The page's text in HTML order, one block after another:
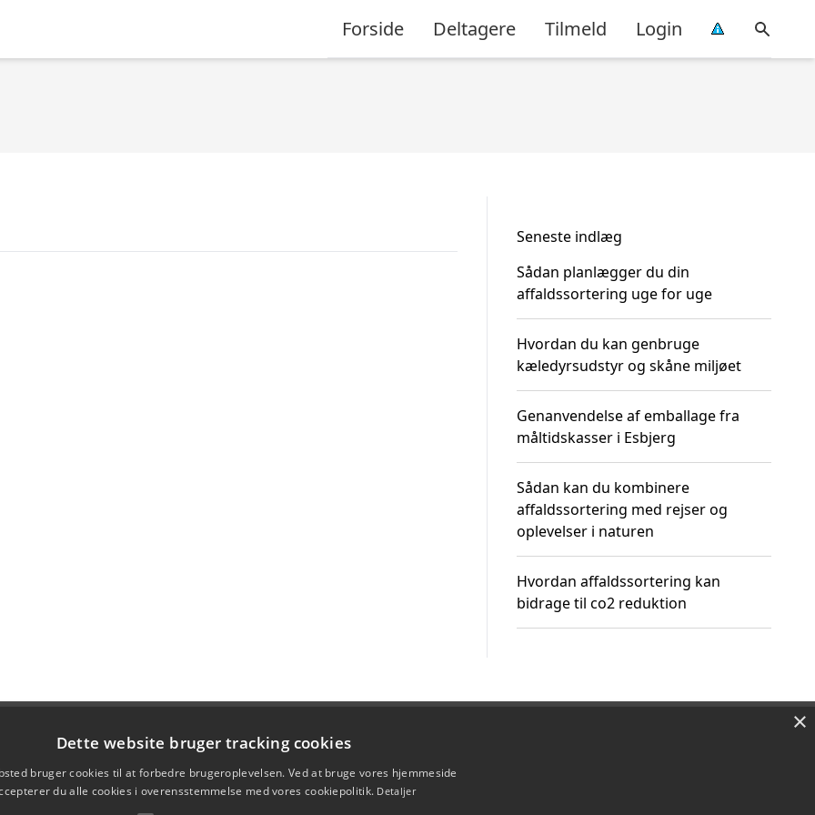
Forside Deltagere Tilmeld Login
Seneste indlæg
Sådan planlægger du din
affaldssortering uge for uge
Hvordan du kan genbruge
kæledyrsudstyr og skåne miljøet
Genanvendelse af emballage fra
måltidskasser i Esbjerg
Sådan kan du kombinere
affaldssortering med rejser og
oplevelser i naturen
Hvordan affaldssortering kan
bidrage til co2 reduktion
×
Dette website bruger tracking cookies
bruger cookies til at forbedre brugeroplevelsen. Ved at bruge vores hjemmeside
du alle cookies i overensstemmelse med vores cookiepolitik. Detaljer